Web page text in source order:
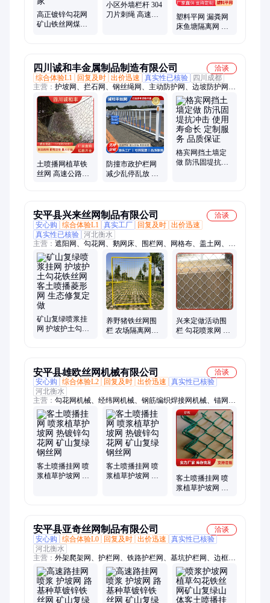
高正镀锌勾花网
矿山铁丝网煤矿
小区外墙栏杆 304
刀片刺绳 高速公
塑料平网 漏粪网
床鱼塘隔离网 水
四川诚和丰金属制品制造有限公司
洽谈
综合体验L1
回复及时 出价迅速 真实性已核验
四川成都
主营： 护坡网、拦石网、钢丝绳网、主动防护网、边坡防护网、
被动防护网、防护网施工、被动型防护网、被动边坡支护网、主
动柔性防护网
土喷播网植草铁
丝网 高速公路边
防撞市政护栏网
减少乱停乱放 设
格宾网挡土墙定
做 防汛固堤抗冲
安平县兴来丝网制品有限公司
洽谈
安心购
综合体验L1 真实工厂 回复及时 出价迅速
真实性已核验 河北衡水
主营： 遮阳网、勾花网、鹅网床、围栏网、网格布、盖土网、刺
绳网、塑料网、铁丝网、铁刺丝、pvc刺绳
矿山复绿喷浆挂
网 护坡护土勾花
养野猪铁丝网围
栏 农场隔离网定
兴来定做活动围
栏 勾花喷浆网 菱
安平县雄欧丝网机械有限公司
洽谈
安心购
综合体验L2 回复及时 出价迅速
真实性已核验
河北衡水
主营： 勾花网机械、经纬网机械、钢筋编织焊接网机械、锚网编
织机、铁丝网机械、铁丝网、轧花钢筋编织网机械、轧花网机
械、轧花焊接网、球场围网、围栏网、防护网、金属网、煤矿支
护网、煤矿支护网机械、锚网编织焊接网机械、圆丝编织焊接网
机械、钢筋编织网、菱形网、菱形网机械、边坡防护网
客土喷播挂网 喷
浆植草护坡网 热
客土喷播挂网 喷
浆植草护坡网 热
客土喷播挂网 喷
浆植草护坡网 热
安平县亚奇丝网制品有限公司
洽谈
安心购
综合体验L0 回复及时 出价迅速
真实性已核验
河北衡水
主营： 外架爬架网、护栏网、铁路护栏网、基坑护栏网、边框护
栏网、刺铁丝围栏网、车间隔离护栏网、钢板网、六角网、不锈
钢丝网、勾花网、钢筋网片、抹灰钢丝网、镀锌钢丝网、公路防
眩护栏网、不锈钢筛网、冲孔板网、筛网、植草铁丝网、钢结构
钢丝网、市政围挡、刀片刺绳、钢格栅